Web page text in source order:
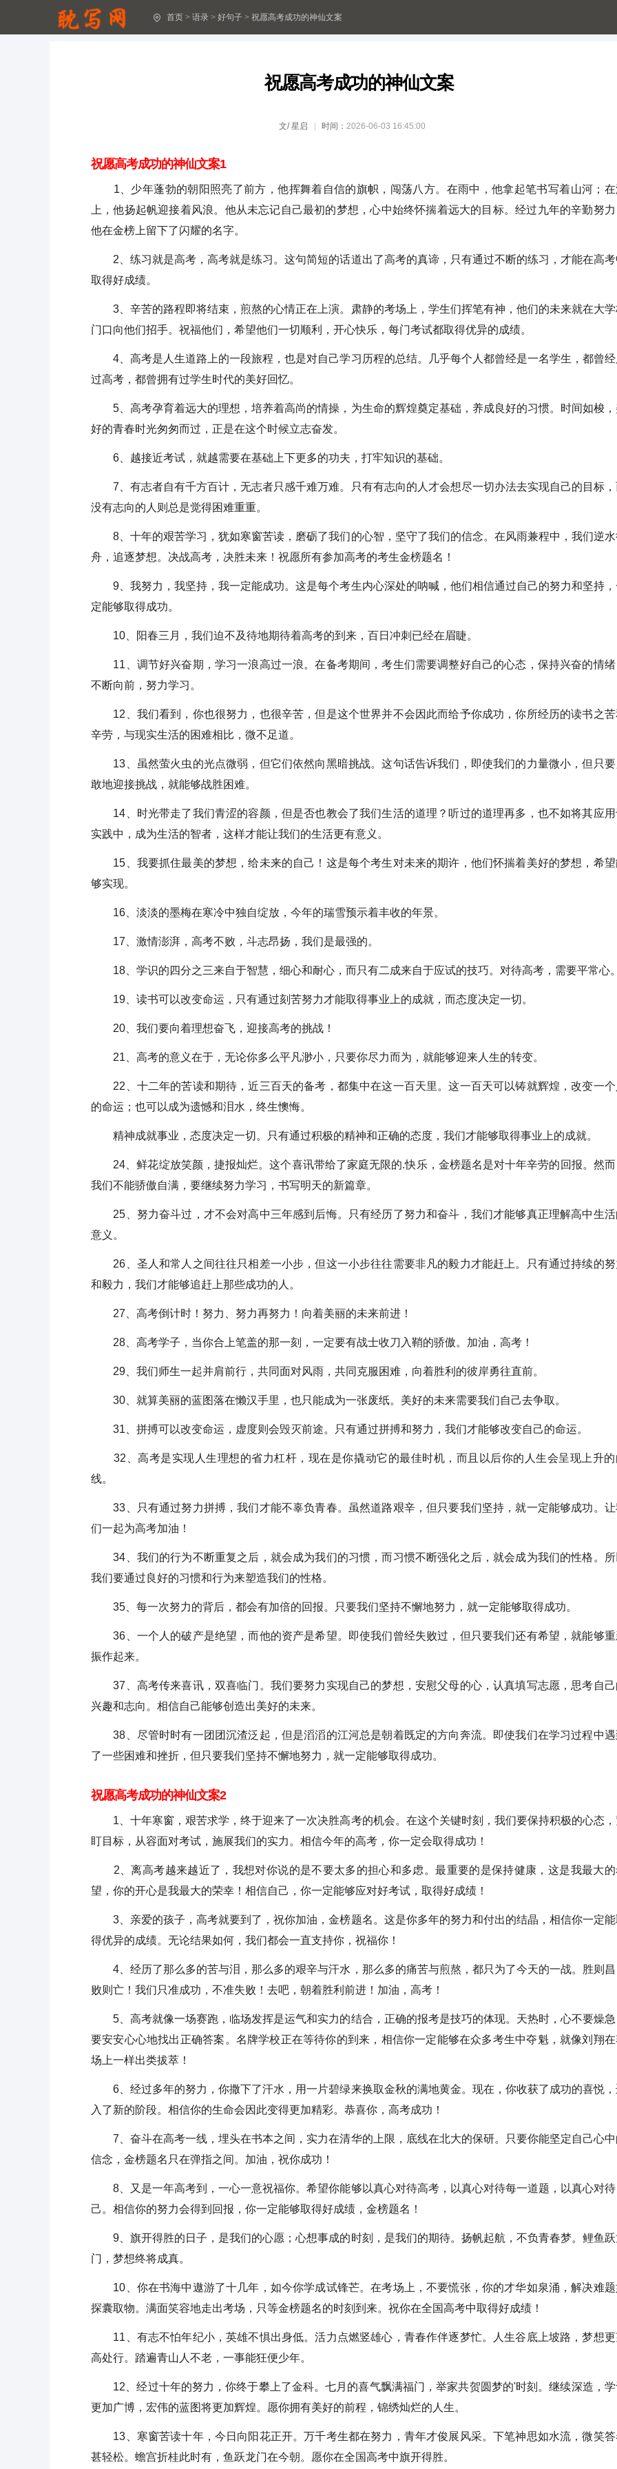
首页 > 语录 > 好句子 > 祝愿高考成功的神仙文案
祝愿高考成功的神仙文案
文/星启 时间： 2026-06-03 16:45:00
祝愿高考成功的神仙文案1
1、少年蓬勃的朝阳照亮了前方，他挥舞着自信的旗帜，闯荡八方。在雨中，他拿起笔书写着山河；在
上，他扬起帆迎接着风浪。他从未忘记自己最初的梦想，心中始终怀揣着远大的目标。经过九年的辛勤努力
他在金榜上留下了闪耀的名字。
2、练习就是高考，高考就是练习。这句简短的话道出了高考的真谛，只有通过不断的练习，才能在高考
取得好成绩。
3、辛苦的路程即将结束，煎熬的心情正在上演。肃静的考场上，学生们挥笔有神，他们的未来就在大学
门口向他们招手。祝福他们，希望他们一切顺利，开心快乐，每门考试都取得优异的成绩。
4、高考是人生道路上的一段旅程，也是对自己学习历程的总结。几乎每个人都曾经是一名学生，都曾
过高考，都曾拥有过学生时代的美好回忆。
5、高考孕育着远大的理想，培养着高尚的情操，为生命的辉煌奠定基础，养成良好的习惯。时间如梭，
好的青春时光匆匆而过，正是在这个时候立志奋发。
6、越接近考试，就越需要在基础上下更多的功夫，打牢知识的基础。
7、有志者自有千方百计，无志者只感千难万难。只有有志向的人才会想尽一切办法去实现自己的目标
没有志向的人则总是觉得困难重重。
8、十年的艰苦学习，犹如寒窗苦读，磨砺了我们的心智，坚守了我们的信念。在风雨兼程中，我们逆
舟，追逐梦想。决战高考，决胜未来！祝愿所有参加高考的考生金榜题名！
9、我努力，我坚持，我一定能成功。这是每个考生内心深处的呐喊，他们相信通过自己的努力和坚持，
定能够取得成功。
10、阳春三月，我们迫不及待地期待着高考的到来，百日冲刺已经在眉睫。
11、调节好兴奋期，学习一浪高过一浪。在备考期间，考生们需要调整好自己的心态，保持兴奋的情绪
不断向前，努力学习。
12、我们看到，你也很努力，也很辛苦，但是这个世界并不会因此而给予你成功，你所经历的读书之苦
辛劳，与现实生活的困难相比，微不足道。
13、虽然萤火虫的光点微弱，但它们依然向黑暗挑战。这句话告诉我们，即使我们的力量微小，但只要
敢地迎接挑战，就能够战胜困难。
14、时光带走了我们青涩的容颜，但是否也教会了我们生活的道理？听过的道理再多，也不如将其应
实践中，成为生活的智者，这样才能让我们的生活更有意义。
15、我要抓住最美的梦想，给未来的自己！这是每个考生对未来的期许，他们怀揣着美好的梦想，希
够实现。
16、淡淡的墨梅在寒冷中独自绽放，今年的瑞雪预示着丰收的年景。
17、激情澎湃，高考不败，斗志昂扬，我们是最强的。
18、学识的四分之三来自于智慧，细心和耐心，而只有二成来自于应试的技巧。对待高考，需要平常心。
19、读书可以改变命运，只有通过刻苦努力才能取得事业上的成就，而态度决定一切。
20、我们要向着理想奋飞，迎接高考的挑战！
21、高考的意义在于，无论你多么平凡渺小，只要你尽力而为，就能够迎来人生的转变。
22、十二年的苦读和期待，近三百天的备考，都集中在这一百天里。这一百天可以铸就辉煌，改变一个
的命运；也可以成为遗憾和泪水，终生懊悔。
精神成就事业，态度决定一切。只有通过积极的精神和正确的态度，我们才能够取得事业上的成就。
24、鲜花绽放笑颜，捷报灿烂。这个喜讯带给了家庭无限的.快乐，金榜题名是对十年辛劳的回报。然而
我们不能骄傲自满，要继续努力学习，书写明天的新篇章。
25、努力奋斗过，才不会对高中三年感到后悔。只有经历了努力和奋斗，我们才能够真正理解高中生活
意义。
26、圣人和常人之间往往只相差一小步，但这一小步往往需要非凡的毅力才能赶上。只有通过持续的努
和毅力，我们才能够追赶上那些成功的人。
27、高考倒计时！努力、努力再努力！向着美丽的未来前进！
28、高考学子，当你合上笔盖的那一刻，一定要有战士收刀入鞘的骄傲。加油，高考！
29、我们师生一起并肩前行，共同面对风雨，共同克服困难，向着胜利的彼岸勇往直前。
30、就算美丽的蓝图落在懒汉手里，也只能成为一张废纸。美好的未来需要我们自己去争取。
31、拼搏可以改变命运，虚度则会毁灭前途。只有通过拼搏和努力，我们才能够改变自己的命运。
32、高考是实现人生理想的省力杠杆，现在是你撬动它的最佳时机，而且以后你的人生会呈现上升的
线。
33、只有通过努力拼搏，我们才能不辜负青春。虽然道路艰辛，但只要我们坚持，就一定能够成功。
们一起为高考加油！
34、我们的行为不断重复之后，就会成为我们的习惯，而习惯不断强化之后，就会成为我们的性格。所
我们要通过良好的习惯和行为来塑造我们的性格。
35、每一次努力的背后，都会有加倍的回报。只要我们坚持不懈地努力，就一定能够取得成功。
36、一个人的破产是绝望，而他的资产是希望。即使我们曾经失败过，但只要我们还有希望，就能够
振作起来。
37、高考传来喜讯，双喜临门。我们要努力实现自己的梦想，安慰父母的心，认真填写志愿，思考自己
兴趣和志向。相信自己能够创造出美好的未来。
38、尽管时时有一团团沉渣泛起，但是滔滔的江河总是朝着既定的方向奔流。即使我们在学习过程中遇
了一些困难和挫折，但只要我们坚持不懈地努力，就一定能够取得成功。
祝愿高考成功的神仙文案2
1、十年寒窗，艰苦求学，终于迎来了一次决胜高考的机会。在这个关键时刻，我们要保持积极的心态，
盯目标，从容面对考试，施展我们的实力。相信今年的高考，你一定会取得成功！
2、离高考越来越近了，我想对你说的是不要太多的担心和多虑。最重要的是保持健康，这是我最大的
望，你的开心是我最大的荣幸！相信自己，你一定能够应对好考试，取得好成绩！
3、亲爱的孩子，高考就要到了，祝你加油，金榜题名。这是你多年的努力和付出的结晶，相信你一定能
得优异的成绩。无论结果如何，我们都会一直支持你，祝福你！
4、经历了那么多的苦与泪，那么多的艰辛与汗水，那么多的痛苦与煎熬，都只为了今天的一战。胜则昌
败则亡！我们只准成功，不准失败！去吧，朝着胜利前进！加油，高考！
5、高考就像一场赛跑，临场发挥是运气和实力的结合，正确的报考是技巧的体现。天热时，心不要燥急
要安安心心地找出正确答案。名牌学校正在等待你的到来，相信你一定能够在众多考生中夺魁，就像刘翔在
场上一样出类拔萃！
6、经过多年的努力，你撒下了汗水，用一片碧绿来换取金秋的满地黄金。现在，你收获了成功的喜悦
入了新的阶段。相信你的生命会因此变得更加精彩。恭喜你，高考成功！
7、奋斗在高考一线，埋头在书本之间，实力在清华的上限，底线在北大的保研。只要你能坚定自己心中
信念，金榜题名只在弹指之间。加油，祝你成功！
8、又是一年高考到，一心一意祝福你。希望你能够以真心对待高考，以真心对待每一道题，以真心对待
己。相信你的努力会得到回报，你一定能够取得好成绩，金榜题名！
9、旗开得胜的日子，是我们的心愿；心想事成的时刻，是我们的期待。扬帆起航，不负青春梦。鲤鱼跃
门，梦想终将成真。
10、你在书海中遨游了十几年，如今你学成试锋芒。在考场上，不要慌张，你的才华如泉涌，解决难题
探囊取物。满面笑容地走出考场，只等金榜题名的时刻到来。祝你在全国高考中取得好成绩！
11、有志不怕年纪小，英雄不惧出身低。活力点燃竖雄心，青春作伴逐梦忙。人生谷底上坡路，梦想更
高处行。踏遍青山人不老，一事能狂便少年。
12、经过十年的努力，你终于攀上了金科。七月的喜气飘满福门，举家共贺圆梦的'时刻。继续深造，学
更加广博，宏伟的蓝图将更加辉煌。愿你拥有美好的前程，锦绣灿烂的人生。
13、寒窗苦读十年，今日向阳花正开。万千考生都在努力，青年才俊展风采。下笔神思如水流，微笑答
甚轻松。蟾宫折桂此时有，鱼跃龙门在今朝。愿你在全国高考中旗开得胜。
高考朋友圈文案简单
高考励志文案共15篇
高考百日誓师誓词文案
高考励志文案抖音走心